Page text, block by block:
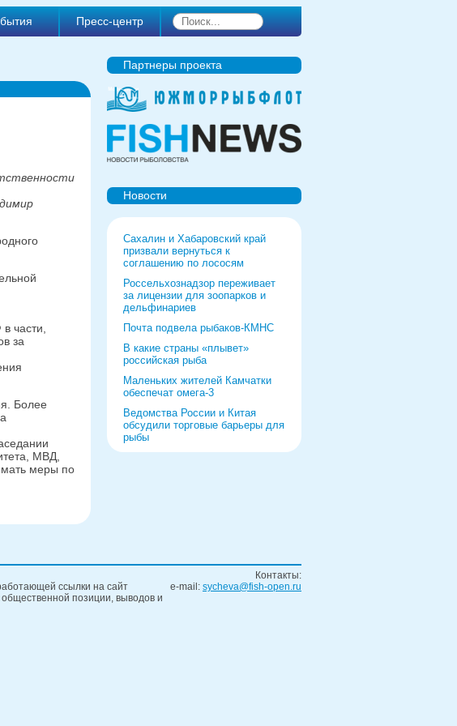
Пресс-центр
части,
за
Более
МВД,
меры по
Партнеры проекта
Новости
Сахалин и Хабаровский край
призвали вернуться к
соглашению по лососям
Россельхознадзор переживает
за лицензии для зоопарков и
дельфинариев
Почта подвела рыбаков-КМНС
В какие страны «плывет»
российская рыба
Маленьких жителей Камчатки
обеспечат омега-3
Ведомства России и Китая
обсудили торговые барьеры для
рыбы
обернулся уголовным делом
ссылки на сайт
позиции, выводов и
Контакты:
e-mail: sycheva@fish-open.ru